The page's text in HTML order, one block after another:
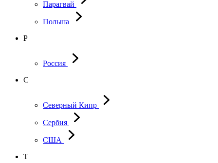
Парагвай
Польша
Р
Россия
С
Северный Кипр
Сербия
США
Т